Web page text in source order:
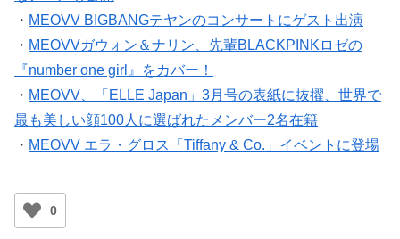
・ MEOVV BIGBANGテヤンのコンサートにゲスト出演
・ MEOVVガウォン＆ナリン、先輩BLACKPINKロゼの
『number one girl』をカバー！
・ MEOVV、「ELLE Japan」3月号の表紙に抜擢、世界で
最も美しい顔100人に選ばれたメンバー2名在籍
・ MEOVV エラ・グロス「Tiffany & Co.」イベントに登場
0